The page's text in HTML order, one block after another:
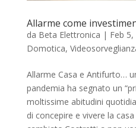
Allarme come
da Beta Elettronica | Feb
Domotica,
Allarme Casa e Antifurto…
pandemia ha segnato un
moltissime abitudini
di concepire e vivere la